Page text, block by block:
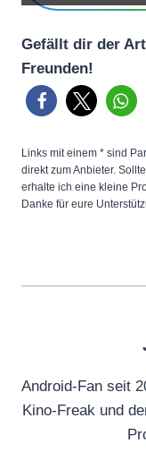
Gefällt dir der
Freunden!
Links mit einem * sind
direkt zum Anbieter.
erhalte ich eine kleine
Danke für eure
Android-Fan seit
Kino-Freak und